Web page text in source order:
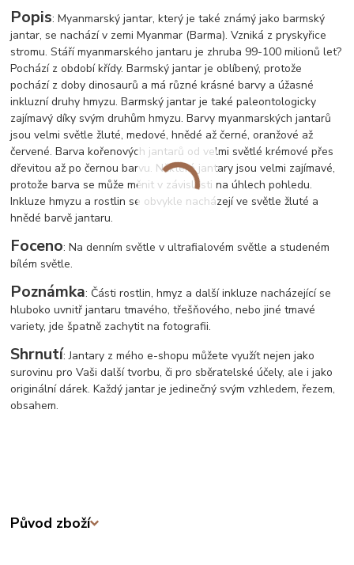
Popis: Myanmarský jantar, který je také známý jako barmský
jantar, se nachází v zemi Myanmar (Barma). Vzniká z pryskyřice
stromu. Stáří myanmarského jantaru je zhruba 99-100 milionů let?
Pochází z období křídy. Barmský jantar je oblíbený, protože
pochází z doby dinosaurů a má různé krásné barvy a úžasné
inkluzní druhy hmyzu. Barmský jantar je také paleontologicky
zajímavý díky svým druhům hmyzu. Barvy myanmarských jantarů
jsou velmi světle žluté, medové, hnědé až černé, oranžové až
červené. Barva kořenových jantarů od velmi světlé krémové přes
dřevitou až po černou barvu. Některé jantary jsou velmi zajímavé,
protože barva se může měnit v závislosti na úhlech pohledu.
Inkluze hmyzu a rostlin se obvykle nacházejí ve světle žluté a
hnědé barvě jantaru.
Foceno: Na denním světle v ultrafialovém světle a studeném
bílém světle.
Poznámka: Části rostlin, hmyz a další inkluze nacházející se
hluboko uvnitř jantaru tmavého, třešňového, nebo jiné tmavé
variety, jde špatně zachytit na fotografii.
Shrnutí: Jantary z mého e-shopu můžete využít nejen jako
surovinu pro Vaši další tvorbu, či pro sběratelské účely, ale i jako
originální dárek. Každý jantar je jedinečný svým vzhledem, řezem,
obsahem.
Původ zboží